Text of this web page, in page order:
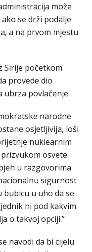
može
se drži podalje
a na prvom mjestu
Sirije početkom
provede dio
ubrza povlačenje.
narodne
osjetljivija, loši
nuklearnim
osvete.
u razgovorima
sigurnost
u uho da se
ni pod kakvim
o takvoj opciji.”
navodi da bi cijelu